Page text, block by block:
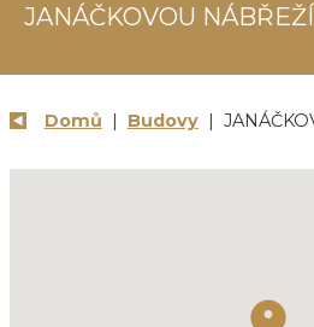
JANÁČKOVOU
Domů | Budovy|